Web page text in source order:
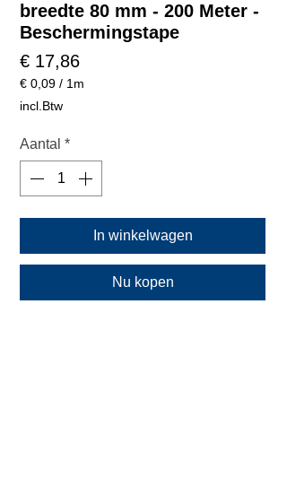
breedte 80 mm - 200 Meter -
Beschermingstape
€ 17,86Prijs
€ 0,09 / 1m
€ 0,09
per
Meter
incl.Btw
Aantal *
In winkelwagen
Nu kopen